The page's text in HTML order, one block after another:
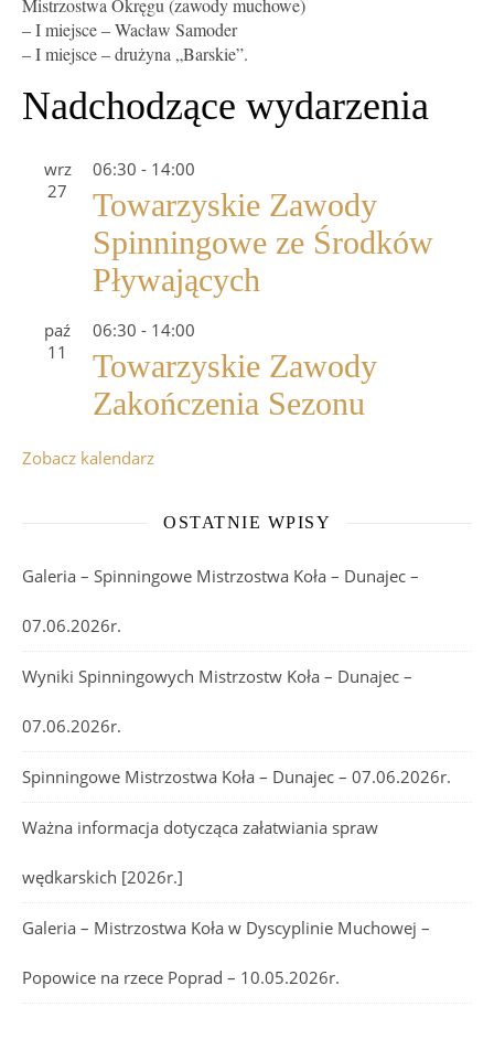
Mistrzostwa Okręgu (zawody muchowe)
– I miejsce – Wacław Samoder
– I miejsce – drużyna „Barskie”.
Nadchodzące wydarzenia
wrz
27
06:30 - 14:00
Towarzyskie Zawody
Spinningowe ze Środków
Pływających
paź
11
06:30 - 14:00
Towarzyskie Zawody
Zakończenia Sezonu
Zobacz kalendarz
OSTATNIE WPISY
Galeria – Spinningowe Mistrzostwa Koła – Dunajec –
07.06.2026r.
Wyniki Spinningowych Mistrzostw Koła – Dunajec –
07.06.2026r.
Spinningowe Mistrzostwa Koła – Dunajec – 07.06.2026r.
Ważna informacja dotycząca załatwiania spraw
wędkarskich [2026r.]
Galeria – Mistrzostwa Koła w Dyscyplinie Muchowej –
Popowice na rzece Poprad – 10.05.2026r.